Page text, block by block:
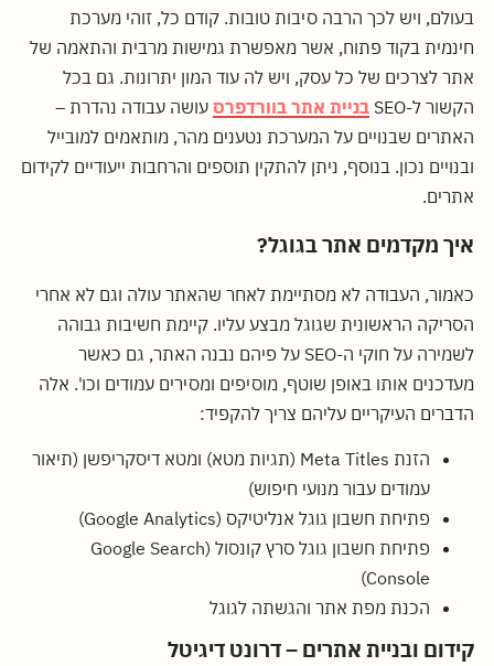
בעולם, ויש לכך הרבה סיבות טובות. קודם כל, זוהי מערכת
חינמית בקוד פתוח, אשר מאפשרת גמישות מרבית והתאמה של
אתר לצרכים של כל עסק, ויש לה עוד המון יתרונות. גם בכל
הקשור ל-SEO
בניית אתר בוורדפרסעושה עבודה נהדרת –
האתרים שבנויים על המערכת נטענים מהר, מותאמים למובייל
ובנויים נכון. בנוסף, ניתן להתקין תוספים והרחבות ייעודיים לקידום
אתרים.
איך מקדמים אתר בגוגל?
כאמור, העבודה לא מסתיימת לאחר שהאתר עולה וגם לא אחרי
הסריקה הראשונית שגוגל מבצע עליו. קיימת חשיבות גבוהה
לשמירה על חוקי ה-SEO על פיהם נבנה האתר, גם כאשר
מעדכנים אותו באופן שוטף, מוסיפים ומסירים עמודים וכו'. אלה
הדברים העיקריים עליהם צריך להקפיד:
הזנת Meta Titles (תגיות מטא) ומטא דיסקריפשן (תיאור
עמודים עבור מנועי חיפוש)
פתיחת חשבון גוגל אנליטיקס (Google Analytics)
פתיחת חשבון גוגל סרץ קונסול (Google Search
Console)
הכנת מפת אתר והגשתה לגוגל
קידום ובניית אתרים – דרונט דיגיטל